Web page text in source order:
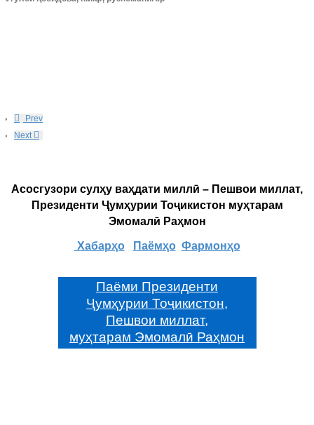
Prev
Next
Асосгузори сулҳу ваҳдати миллӣ – Пешвои миллат,
Президенти Ҷумҳурии Тоҷикистон муҳтарам
Эмомалӣ Раҳмон
Хабарҳо Паёмҳо Фармонҳо
Паёми Президенти
Ҷумҳурии Тоҷикистон,
Пешвои миллат,
муҳтарам Эмомалӣ Раҳмон